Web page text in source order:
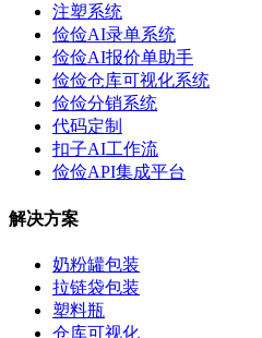
注塑系统
俭俭AI录单系统
俭俭AI报价单助手
俭俭仓库可视化系统
俭俭分销系统
代码定制
扣子AI工作流
俭俭API集成平台
解决方案
奶粉罐包装
拉链袋包装
塑料瓶
仓库可视化